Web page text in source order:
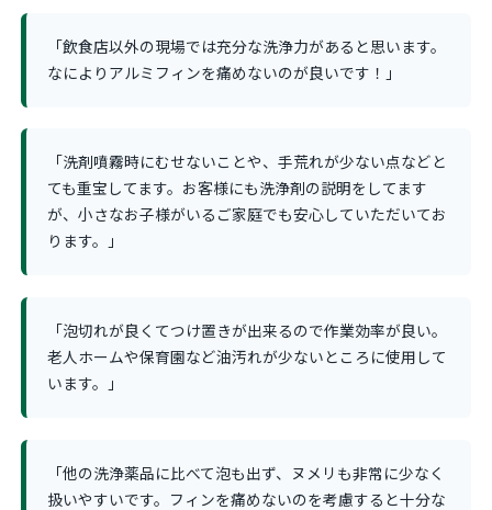
「飲食店以外の現場では充分な洗浄力があると思います。
なによりアルミフィンを痛めないのが良いです！」
「洗剤噴霧時にむせないことや、手荒れが少ない点などと
ても重宝してます。お客様にも洗浄剤の説明をしてます
が、小さなお子様がいるご家庭でも安心していただいてお
ります。」
「泡切れが良くてつけ置きが出来るので作業効率が良い。
老人ホームや保育園など油汚れが少ないところに使用して
います。」
「他の洗浄薬品に比べて泡も出ず、ヌメリも非常に少なく
扱いやすいです。フィンを痛めないのを考慮すると十分な